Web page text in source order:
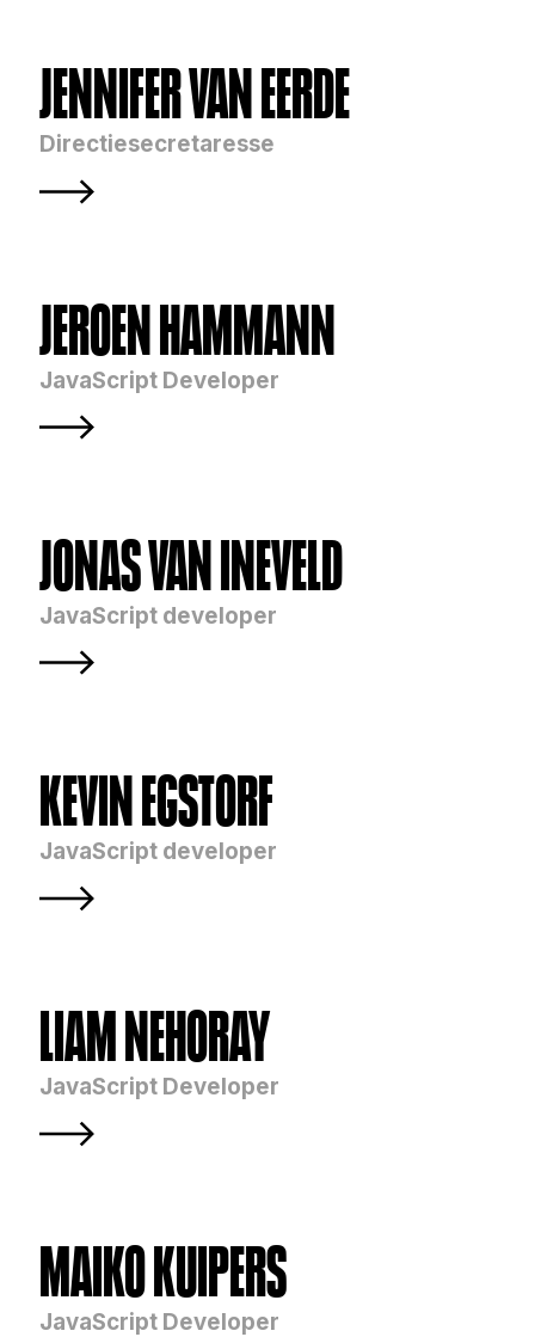
JENNIFER VAN EERDE
Directiesecretaresse
JEROEN HAMMANN
JavaScript Developer
JONAS VAN INEVELD
JavaScript developer
KEVIN EGSTORF
JavaScript developer
LIAM NEHORAY
JavaScript Developer
MAIKO KUIPERS
JavaScript Developer